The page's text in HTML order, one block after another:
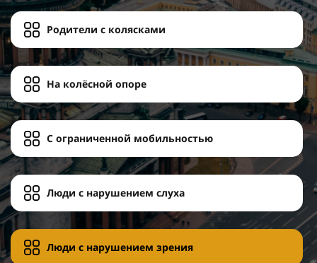
Родители с колясками
На колёсной опоре
С ограниченной мобильностью
Люди с нарушением слуха
Люди с нарушением зрения